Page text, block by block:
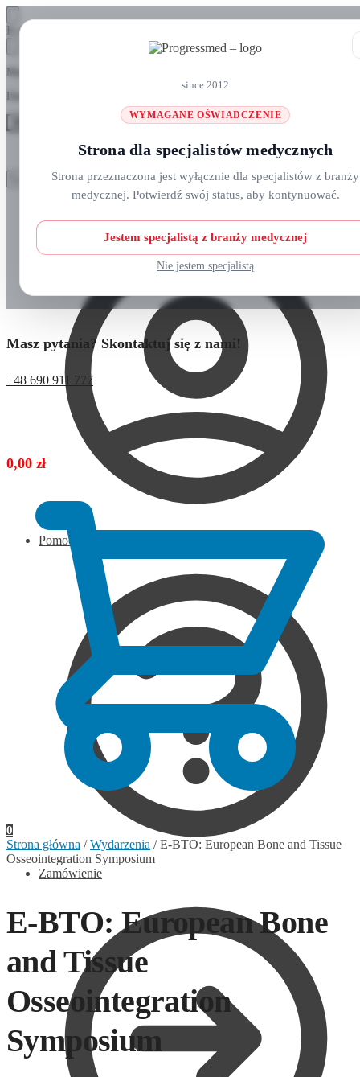
since 2012
WYMAGANE OŚWIADCZENIE
Strona dla specjalistów medycznych
Strona przeznaczona jest wyłącznie dla specjalistów z branży
medycznej. Potwierdź swój status, aby kontynuować.
Jestem specjalistą z branży medycznej
Nie jestem specjalistą
Skip
navigation
Skip
content
Koszyk
Masz pytania? Zadzwoń do nas: +48 690 911 777
Szukaj
Pomoc
Zamówienie
Szukaj
O nas
Kursy i wydarzenia
Masz pytania? Skontaktuj się z nami!
+48 690 911 777
0,00 zł
0
Strona główna /Wydarzenia /E-BTO: European Bone and Tissue
Osseointegration Symposium
E-BTO: European Bone
and Tissue
Osseointegration
Symposium